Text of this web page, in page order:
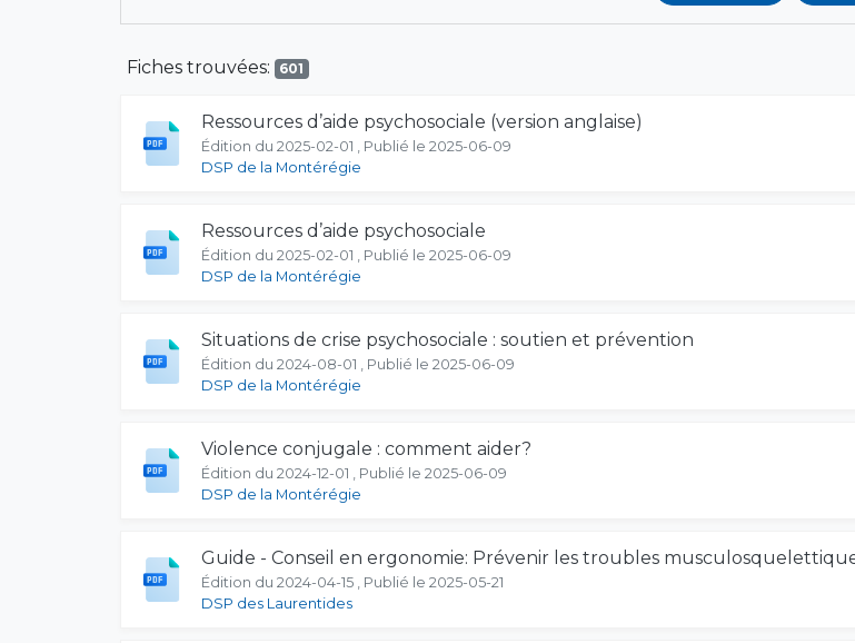
Fiches trouvées: 601
Ressources d’aide psychosociale (version anglaise)
Édition du 2025-02-01 , Publié le 2025-06-09
DSP de la Montérégie
Ressources d’aide psychosociale
Édition du 2025-02-01 , Publié le 2025-06-09
DSP de la Montérégie
Situations de crise psychosociale : soutien et prévention
Édition du 2024-08-01 , Publié le 2025-06-09
DSP de la Montérégie
Violence conjugale : comment aider?
Édition du 2024-12-01 , Publié le 2025-06-09
DSP de la Montérégie
Guide - Conseil en ergonomie: Prévenir les troubles
Édition du 2024-04-15 , Publié le 2025-05-21
DSP des Laurentides